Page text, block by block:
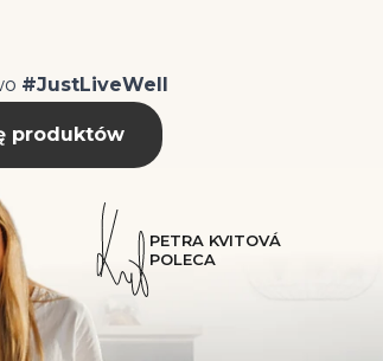
#JustLiveWell
produktów
PETRA KVITOVÁ
POLECA